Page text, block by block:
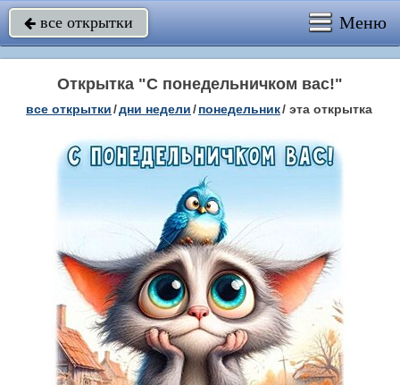
 все открытки Меню
Открытка "С понедельничком вас!"
все открытки/дни недели/понедельник/ эта открытка